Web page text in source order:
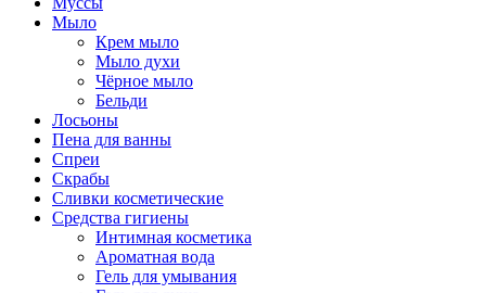
Мыло
Крем мыло
Мыло духи
Чёрное мыло
Бельди
Лосьоны
Пена для ванны
Спреи
Скрабы
Сливки косметические
Средства гигиены
Интимная косметика
Ароматная вода
Гель для умывания